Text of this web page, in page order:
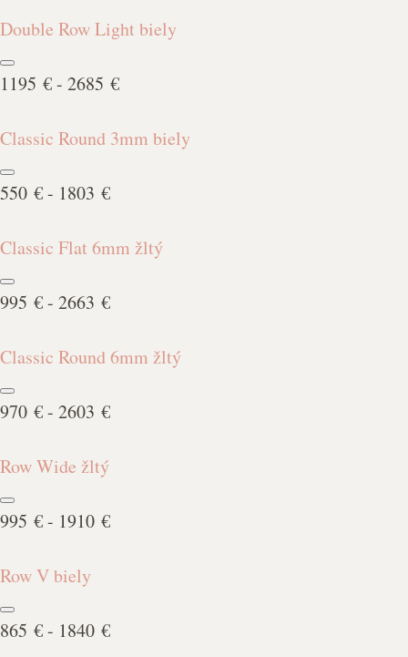
Double Row Light biely
1195 € - 2685 €
Classic Round 3mm biely
550 € - 1803 €
Classic Flat 6mm žltý
995 € - 2663 €
Classic Round 6mm žltý
970 € - 2603 €
Row Wide žltý
995 € - 1910 €
Row V biely
865 € - 1840 €